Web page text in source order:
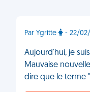
Par Ygritte - 22/
Aujourd'hui, je
Mauvaise
dire que le terme